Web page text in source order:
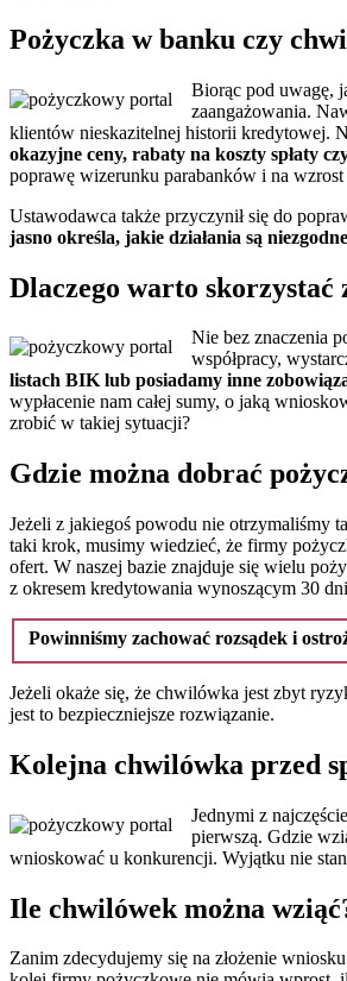
Pożyczka w banku czy
Biorąc pod uwagę,
zaangażowania.
klientów nieskazitelnej historii kredytowej.
okazyjne ceny, rabaty na koszty spłaty
poprawę wizerunku parabanków i na
Ustawodawca także przyczynił się do
jasno określa, jakie działania są
Dlaczego warto
Nie bez znaczenia
współpracy,
listach BIK lub posiadamy inne
wypłacenie nam całej sumy, o jaką
zrobić w takiej sytuacji?
Gdzie można dobrać
Jeżeli z jakiegoś powodu nie otrzymaliśmy
taki krok, musimy wiedzieć, że firmy
ofert. W naszej bazie znajduje się wielu
z okresem kredytowania wynoszącym 30
Powinniśmy zachować rozsądek i
Jeżeli okaże się, że chwilówka jest zbyt
jest to bezpieczniejsze rozwiązanie.
Kolejna chwilówka przed
Jednymi z
pierwszą. Gdzie
wnioskować u konkurencji. Wyjątku nie
Ile chwilówek można
Zanim zdecydujemy się na złożenie